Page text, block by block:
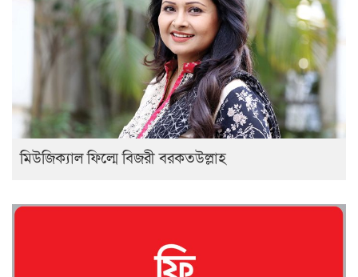
মিউজিক্যাল ফিল্মে বিজরী বরকতউল্লাহ